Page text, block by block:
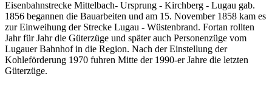
Eisenbahnstrecke Mittelbach- Ursprung - Kirchberg - Lugau gab.
1856 begannen die Bauarbeiten und am 15. November 1858 kam es
zur Einweihung der Strecke Lugau - Wüstenbrand. Fortan rollten
Jahr für Jahr die Güterzüge und später auch Personenzüge vom
Lugauer Bahnhof in die Region. Nach der Einstellung der
Kohleförderung 1970 fuhren Mitte der 1990-er Jahre die letzten
Güterzüge.